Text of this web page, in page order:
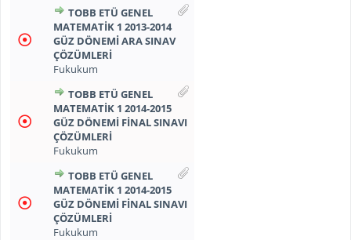
TOBB ETÜ GENEL
MATEMATİK 1 2013-2014
GÜZ DÖNEMİ ARA SINAV
ÇÖZÜMLERİ
Fukukum
TOBB ETÜ GENEL
MATEMATİK 1 2014-2015
GÜZ DÖNEMİ FİNAL SINAVI
ÇÖZÜMLERİ
Fukukum
TOBB ETÜ GENEL
MATEMATİK 1 2014-2015
GÜZ DÖNEMİ FİNAL SINAVI
ÇÖZÜMLERİ
Fukukum